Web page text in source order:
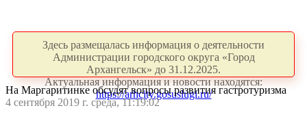
Здесь размещалась информация о деятельности
Администрации городского округа «Город
Архангельск» до 31.12.2025.
Актуальная информация и новости находятся:
https://arhcity.gosuslugi.ru/
На Маргаритинке обсудят вопросы развития гастротуризма
4 сентября 2019 г. среда, 11:19:02